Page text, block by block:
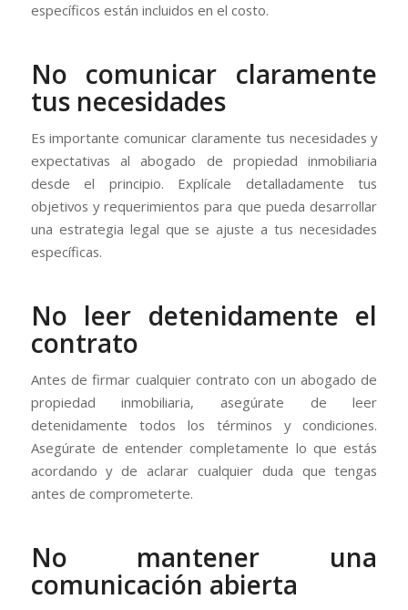
específicos están incluidos en el costo.
No comunicar claramente
tus necesidades
Es importante comunicar claramente tus necesidades y
expectativas al abogado de propiedad inmobiliaria
desde el principio. Explícale detalladamente tus
objetivos y requerimientos para que pueda desarrollar
una estrategia legal que se ajuste a tus necesidades
específicas.
No leer detenidamente el
contrato
Antes de firmar cualquier contrato con un abogado de
propiedad inmobiliaria, asegúrate de leer
detenidamente todos los términos y condiciones.
Asegúrate de entender completamente lo que estás
acordando y de aclarar cualquier duda que tengas
antes de comprometerte.
No mantener una
comunicación abierta